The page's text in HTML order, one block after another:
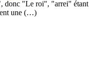
donc "Le roi", "arrei" étant
une (…)